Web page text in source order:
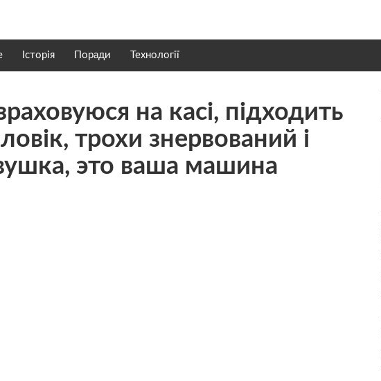
Історія Поради Технології
на касі, підходить
трохи знервований і
это ваша машина